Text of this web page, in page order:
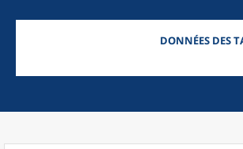
DONNÉES DES